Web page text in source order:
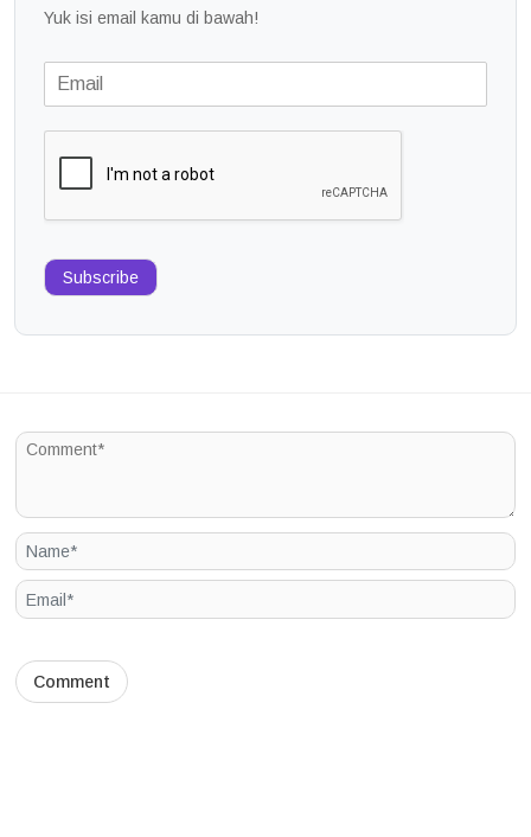
Yuk isi email kamu di bawah!
Subscribe